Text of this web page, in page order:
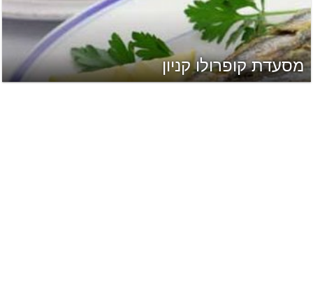
מסעדת קופרולו קניון